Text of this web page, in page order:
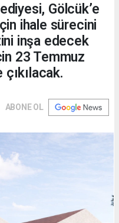
Gölcük’e
ihale sürecini
inşa edecek
23 Temmuz
ABONE OL